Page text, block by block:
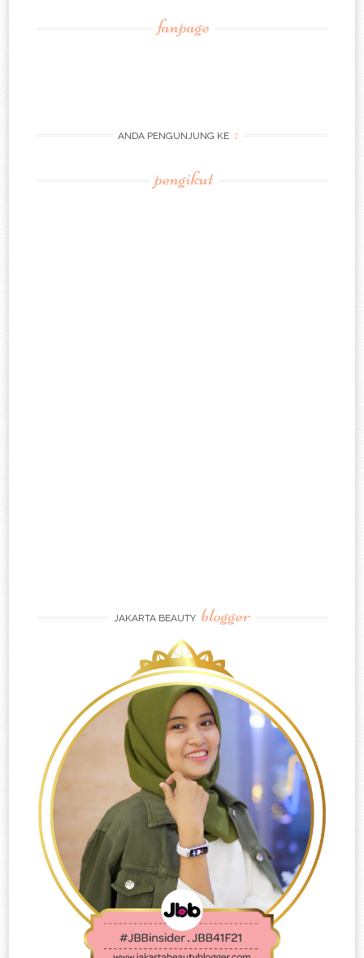
fanpage
ANDA PENGUNJUNG KE :
pengikut
JAKARTA BEAUTY blogger